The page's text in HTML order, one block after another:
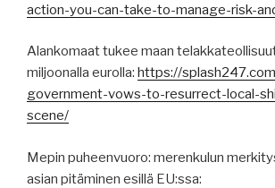
action-you-can-take-to-manage-risk-
Alankomaat tukee maan
miljoonalla eurolla: https://
government-vows-to-resurrect-local-
scene/
Mepin puheenvuoro: merenkulun
asian pitäminen esillä EU:ssa: